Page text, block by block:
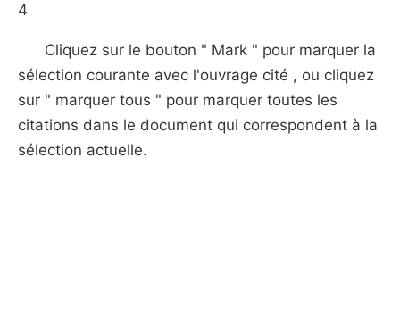
4
Cliquez sur le bouton " Mark " pour marquer la
sélection courante avec l'ouvrage cité , ou cliquez
sur " marquer tous " pour marquer toutes les
citations dans le document qui correspondent à la
sélection actuelle.